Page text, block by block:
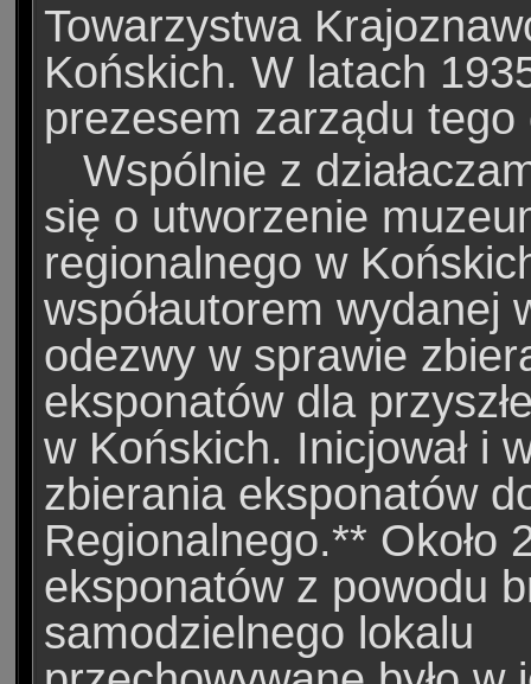
Towarzystwa
Końskich. W latach
prezesem zarządu tego
Wspólnie z
się o utworzenie
regionalnego w
współautorem wydanej
odezwy w sprawie
eksponatów dla
w Końskich. Inicjował i
zbierania eksponatów
Regionalnego.** Około
eksponatów z powodu
samodzielnego lokalu